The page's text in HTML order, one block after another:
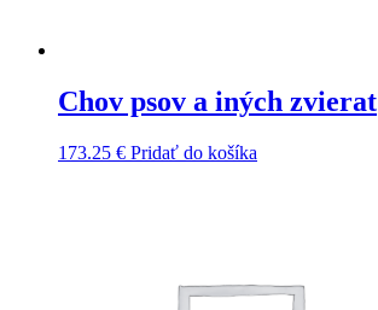
Chov psov a iných zvierat
173.25 € Pridať do košíka